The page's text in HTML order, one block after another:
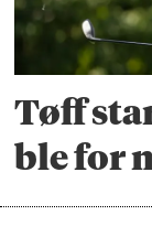
Tøff
ble for